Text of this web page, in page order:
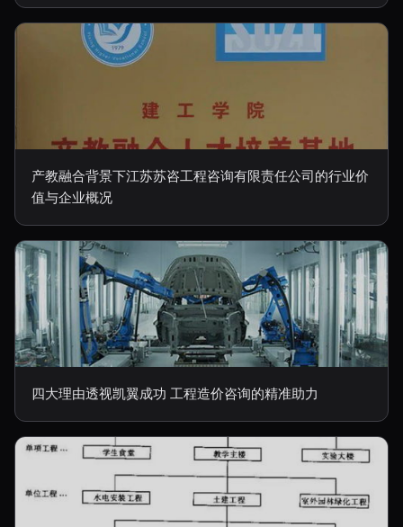
产教融合背景下江苏苏咨工程咨询有限责任公司的行业价
值与企业概况
四大理由透视凯翼成功 工程造价咨询的精准助力